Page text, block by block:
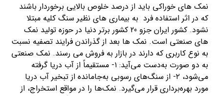
نمک های خوراکی باید از درصد خلوص بالایی برخوردار باشند
که در اثر استفاده فرد به بیماری های نظیر سنگ کلیه مبتلا
نشود. کشور ایران جزو 20 کشور برتر دنیا در حوزه تولید نمک
های صنعتی است. نمک ها بعد از گذراندن فرایند تصفیه نسبت
به نوع کاربری که دارند در بازار به فروش می رسند. نمک صنعتی
به دو صورت به‌دست می‌آید: ۱- مستقیماً از آب دریا گرفته
می‌شود، ۲- از سنگ‌های رسوبی به‌جامانده از تبخیر آب دریا
مورد بهره‌برداری قرار می‌گیرد. نمک‌ها را در مواقع استخراج، از